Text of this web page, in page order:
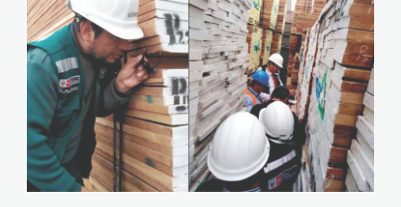
madera-ilegal—serfor